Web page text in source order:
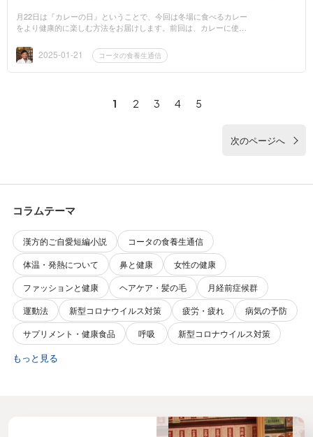
月22日は『カレーの日』ということで、今回は冬場に食べるカレー
をより健康的に楽しむ方法をお届けします。前回は、カレーに使わ
お話ししました...
2025-01-21 コータの食養生通信
1 2 3 4 5
次のページへ
コラムテーマ
漢方的ご自愛短編小説
コータの食養生通信
体温・発熱について
鼻と健康
女性の健康
ファッションと健康
ヘアケア・髪の毛
月経前症候群
運動法
新型コロナウイルス対策 疲労・疲れ
病気の予防
サプリメント・健康食品
呼吸 新型コロナウイルス対策
もっと見る